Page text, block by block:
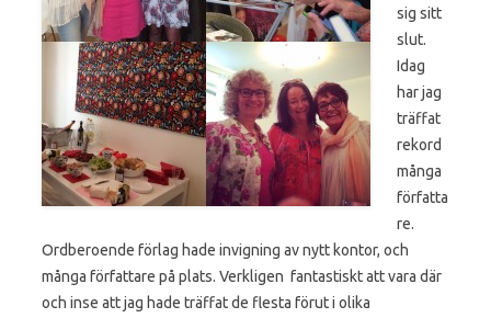
sig sitt
slut.
Idag
har jag
träffat
rekord
många
författa
re.
Ordberoende förlag hade invigning av nytt kontor, och
många författare på plats. Verkligen fantastiskt att vara där
och inse att jag hade träffat de flesta förut i olika